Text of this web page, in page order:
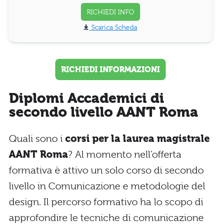
RICHIEDI INFO
Scarica Scheda
RICHIEDI INFORMAZIONI
Diplomi Accademici di
secondo livello AANT Roma
Quali sono i corsi per la laurea magistrale
AANT Roma? Al momento nell’offerta
formativa è attivo un solo corso di secondo
livello in Comunicazione e metodologie del
design. Il percorso formativo ha lo scopo di
approfondire le tecniche di comunicazione